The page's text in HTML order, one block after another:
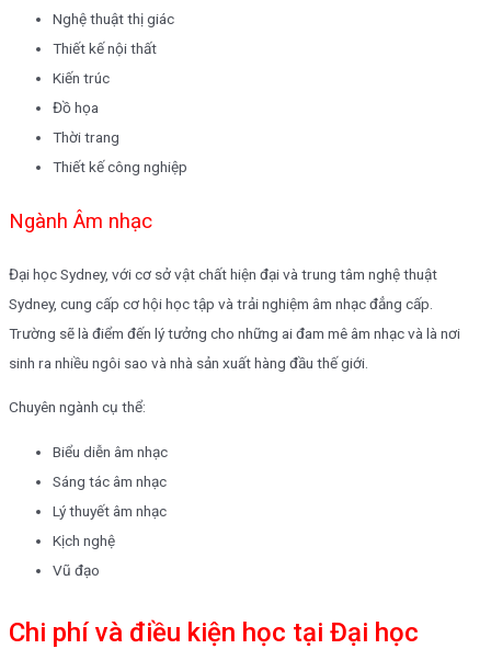
Nghệ thuật thị giác
Thiết kế nội thất
Kiến trúc
Đồ họa
Thời trang
Thiết kế công nghiệp
Ngành Âm nhạc
Đại học Sydney, với cơ sở vật chất hiện đại và trung tâm nghệ thuật
Sydney, cung cấp cơ hội học tập và trải nghiệm âm nhạc đẳng cấp.
Trường sẽ là điểm đến lý tưởng cho những ai đam mê âm nhạc và là nơi
sinh ra nhiều ngôi sao và nhà sản xuất hàng đầu thế giới.
Chuyên ngành cụ thể:
Biểu diễn âm nhạc
Sáng tác âm nhạc
Lý thuyết âm nhạc
Kịch nghệ
Vũ đạo
Chi phí và điều kiện học tại Đại học